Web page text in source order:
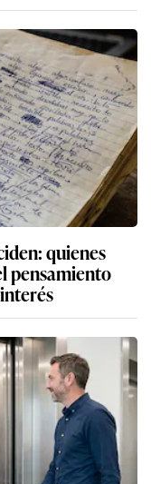
quienes
pensamiento